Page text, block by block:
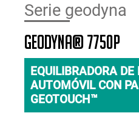
Serie geodyna
geodyna® 7750P
EQUILIBRADORA DE
AUTOMÓVIL CON
GEOTOUCH™